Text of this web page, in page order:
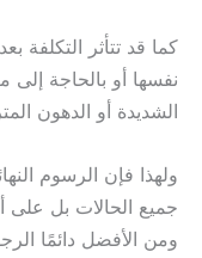
كما قد تتأثر التكلفة
نفسها أو بالحاجة
الشديدة أو الدهون
ولهذا فإن الرسوم
جميع الحالات بل على
ومن الأفضل دائمًا